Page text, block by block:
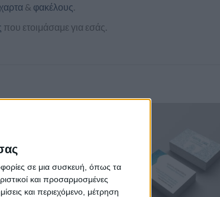
σε μια συσκευή, όπως τα
και προσαρμοσμένες
και περιεχόμενο, μέτρηση
& φακέλους
που ετοιμάσαμε για εσάς.